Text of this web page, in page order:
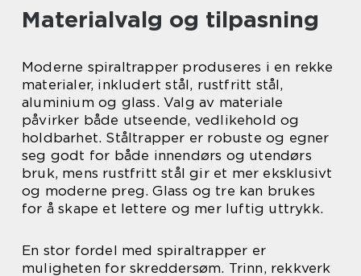
Materialvalg og tilpasning
Moderne spiraltrapper produseres i en rekke
materialer, inkludert stål, rustfritt stål,
aluminium og glass. Valg av materiale
påvirker både utseende, vedlikehold og
holdbarhet. Ståltrapper er robuste og egner
seg godt for både innendørs og utendørs
bruk, mens rustfritt stål gir et mer eksklusivt
og moderne preg. Glass og tre kan brukes
for å skape et lettere og mer luftig uttrykk.
En stor fordel med spiraltrapper er
muligheten for skreddersøm. Trinn, rekkverk